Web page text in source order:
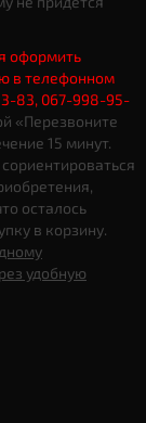
оформить
в телефонном
83, 067-998-95-
«Перезвоните
15 минут.
осталось
в корзину.
удобную